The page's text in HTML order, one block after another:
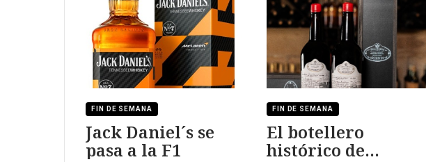
FIN DE SEMANA
Jack Daniel´s se
pasa a la F1
FIN DE SEMANA
El botellero
histórico de